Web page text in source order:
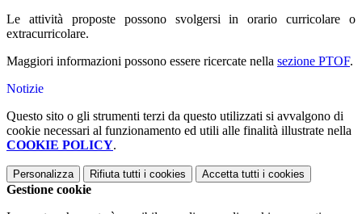
Le attività proposte possono svolgersi in orario curricolare o
extracurricolare.
Maggiori informazioni possono essere ricercate nella sezione PTOF.
Notizie
Questo sito o gli strumenti terzi da questo utilizzati si avvalgono di
cookie necessari al funzionamento ed utili alle finalità illustrate nella
COOKIE POLICY.
Personalizza Rifiuta tutti i cookies Accetta tutti i cookies
Gestione cookie